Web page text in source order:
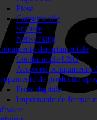
Piese
Consumabile
Scanere
Networking
departamentale
Consumabile OSG
Accesorii echipamente
de productie
Prese digitale
Imprimante de format